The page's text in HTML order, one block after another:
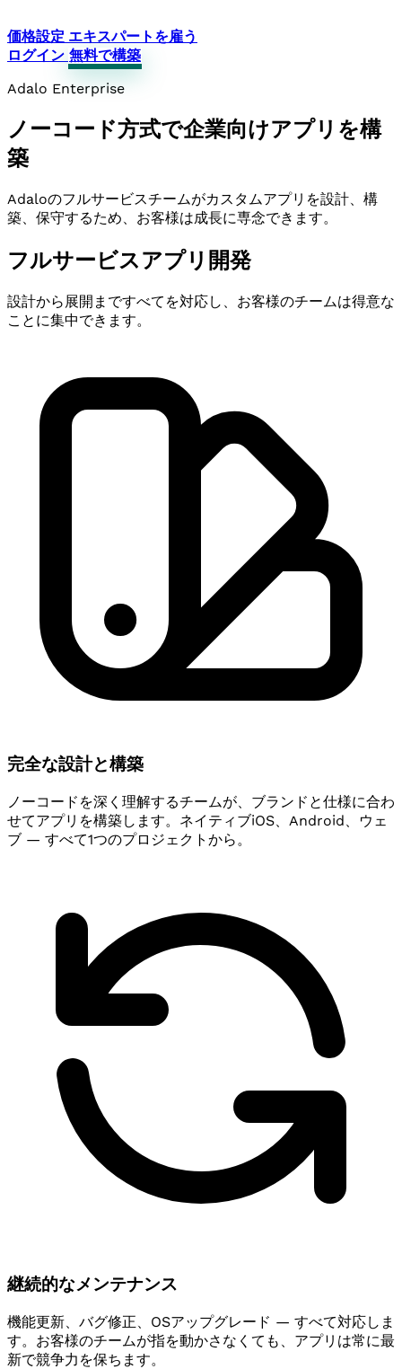
価格設定 エキスパートを雇う
ログイン 無料で構築
Adalo Enterprise
ノーコード方式で企業向けアプリを構
築
Adaloのフルサービスチームがカスタムアプリを設計、構
築、保守するため、お客様は成長に専念できます。
フルサービスアプリ開発
設計から展開まですべてを対応し、お客様のチームは得意な
ことに集中できます。
完全な設計と構築
ノーコードを深く理解するチームが、ブランドと仕様に合わ
せてアプリを構築します。ネイティブiOS、Android、ウェ
ブ — すべて1つのプロジェクトから。
継続的なメンテナンス
機能更新、バグ修正、OSアップグレード — すべて対応しま
す。お客様のチームが指を動かさなくても、アプリは常に最
新で競争力を保ちます。